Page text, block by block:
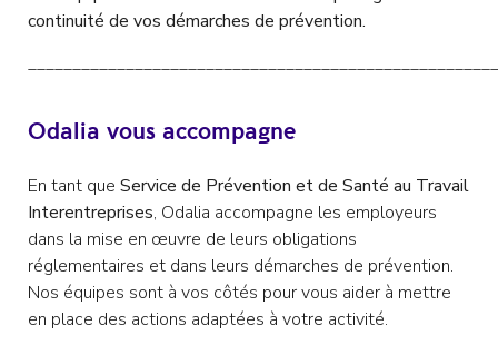
continuité de vos démarches de prévention.
Odalia vous accompagne
En tant que Service de Prévention et de Santé au Travail
Interentreprises, Odalia accompagne les employeurs
dans la mise en œuvre de leurs obligations
réglementaires et dans leurs démarches de prévention.
Nos équipes sont à vos côtés pour vous aider à mettre
en place des actions adaptées à votre activité.